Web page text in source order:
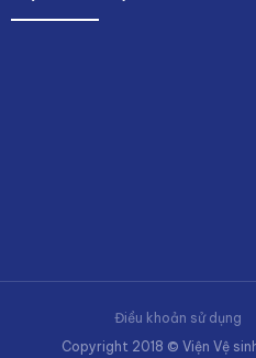
Điều khoản sử dụng
Copyright 2018 © Viện Vệ